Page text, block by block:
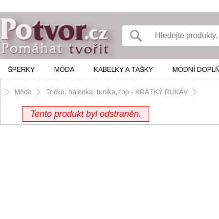
ŠPERKY MÓDA KABELKY A TAŠKY MÓDNÍ
Móda Tričko, halenka, tunika, top - KRÁTKÝ RUKÁV
Tento produkt byl odstraněn.